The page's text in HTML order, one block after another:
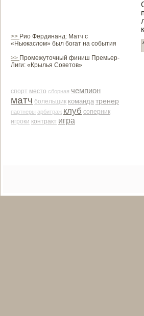
>> Рио Фердинанд: Матч с
«Ньюкаслом» был богат на события
>> Промежуточный финиш Премьер-
Лиги: «Крылья Советов»
спорт место сборная чемпион
матч болельщик команда тренер
партнеры арби­траж клуб соперник
игроки контракт игра